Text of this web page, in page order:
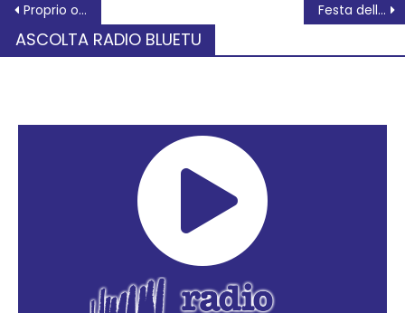
Proprio oggi 20 marzo Festa dell’albero con messa a dimora di nuove piante nelle scuole cittadine
ASCOLTA RADIO BLUETU